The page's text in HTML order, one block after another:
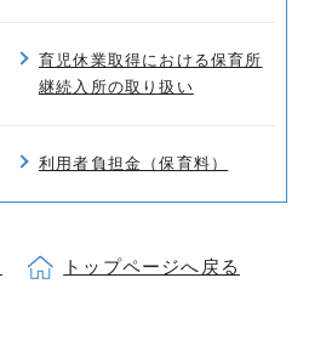
育児休業取得における保育所
継続入所の取り扱い
利用者負担金（保育料）
トップページへ戻る